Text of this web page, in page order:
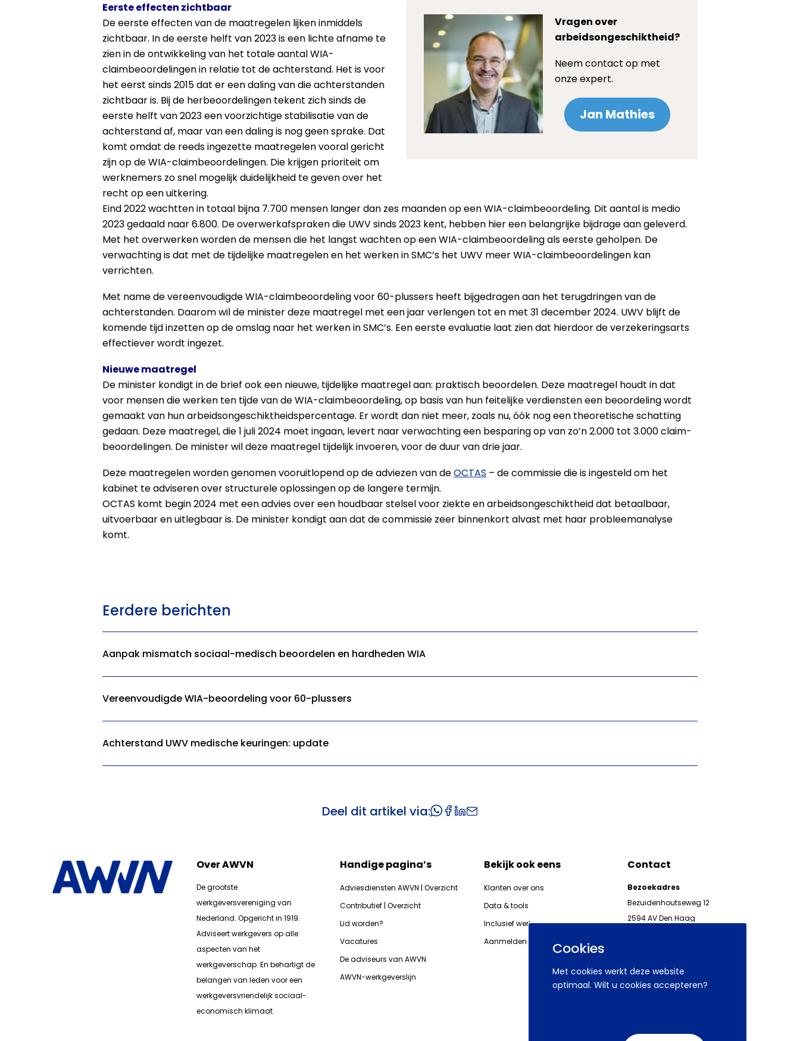
Cookies
Met cookies werkt deze website
optimaal. Wilt u cookies accepteren?
Vragen over
arbeidsongeschiktheid?
Neem contact op met
onze expert.
Jan Mathies
Eerste effecten zichtbaar
De eerste effecten van de maatregelen lijken inmiddels
zichtbaar. In de eerste helft van 2023 is een lichte afname te
zien in de ontwikkeling van het totale aantal WIA-
claimbeoordelingen in relatie tot de achterstand. Het is voor
het eerst sinds 2015 dat er een daling van die achterstanden
zichtbaar is. Bij de herbeoordelingen tekent zich sinds de
eerste helft van 2023 een voorzichtige stabilisatie van de
achterstand af, maar van een daling is nog geen sprake. Dat
komt omdat de reeds ingezette maatregelen vooral gericht
zijn op de WIA-claimbeoordelingen. Die krijgen prioriteit om
werknemers zo snel mogelijk duidelijkheid te geven over het
recht op een uitkering.
Eind 2022 wachtten in totaal bijna 7.700 mensen langer dan zes maanden op een WIA-claimbeoordeling. Dit aantal is medio
2023 gedaald naar 6.800. De overwerkafspraken die UWV sinds 2023 kent, hebben hier een belangrijke bijdrage aan geleverd.
Met het overwerken worden de mensen die het langst wachten op een WIA-claimbeoordeling als eerste geholpen. De
verwachting is dat met de tijdelijke maatregelen en het werken in SMC’s het UWV meer WIA-claimbeoordelingen kan
verrichten.
Met name de vereenvoudigde WIA-claimbeoordeling voor 60-plussers heeft bijgedragen aan het terugdringen van de
achterstanden. Daarom wil de minister deze maatregel met een jaar verlengen tot en met 31 december 2024. UWV blijft de
komende tijd inzetten op de omslag naar het werken in SMC’s. Een eerste evaluatie laat zien dat hierdoor de verzekeringsarts
effectiever wordt ingezet.
Nieuwe maatregel
De minister kondigt in de brief ook een nieuwe, tijdelijke maatregel aan: praktisch beoordelen. Deze maatregel houdt in dat
voor mensen die werken ten tijde van de WIA-claimbeoordeling, op basis van hun feitelijke verdiensten een beoordeling wordt
gemaakt van hun arbeidsongeschiktheidspercentage. Er wordt dan niet meer, zoals nu, óók nog een theoretische schatting
gedaan. Deze maatregel, die 1 juli 2024 moet ingaan, levert naar verwachting een besparing op van zo’n 2.000 tot 3.000 claim-
beoordelingen. De minister wil deze maatregel tijdelijk invoeren, voor de duur van drie jaar.
Deze maatregelen worden genomen vooruitlopend op de adviezen van deOCTAS – de commissie die is ingesteld om het
kabinet te adviseren over structurele oplossingen op de langere termijn.
OCTAS komt begin 2024 met een advies over een houdbaar stelsel voor ziekte en arbeidsongeschiktheid dat betaalbaar,
uitvoerbaar en uitlegbaar is. De minister kondigt aan dat de commissie zeer binnenkort alvast met haar probleemanalyse
komt.
Eerdere berichten
Aanpak mismatch sociaal-medisch beoordelen en hardheden WIA
Vereenvoudigde WIA-beoordeling voor 60-plussers
Achterstand UWV medische keuringen: update
Deel dit artikel via:
Over AWVN
De grootste
werkgeversvereniging van
Nederland. Opgericht in 1919.
Adviseert werkgevers op alle
aspecten van het
werkgeverschap. En behartigt de
belangen van leden voor een
werkgeversvriendelijk sociaal-
economisch klimaat.
Handige pagina’s
Adviesdiensten AWVN | Overzicht
Contributief | Overzicht
Lid worden?
Vacatures
De adviseurs van AWVN
AWVN-werkgeverslijn
Bekijk ook eens
Klanten over ons
Data & tools
Inclusief werkgeven
Aanmelden nieuwsbrieven AWVN
Contact
Bezoekadres
Bezuidenhoutseweg 12
2594 AV Den Haag
werkgeverslijn@awvn.nl